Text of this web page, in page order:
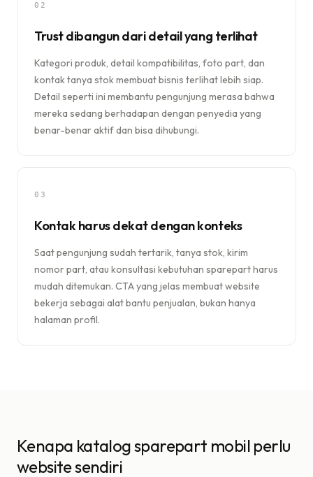
02
Trust dibangun dari detail yang terlihat
Kategori produk, detail kompatibilitas, foto part, dan
kontak tanya stok membuat bisnis terlihat lebih siap.
Detail seperti ini membantu pengunjung merasa bahwa
mereka sedang berhadapan dengan penyedia yang
benar-benar aktif dan bisa dihubungi.
03
Kontak harus dekat dengan konteks
Saat pengunjung sudah tertarik, tanya stok, kirim
nomor part, atau konsultasi kebutuhan sparepart harus
mudah ditemukan. CTA yang jelas membuat website
bekerja sebagai alat bantu penjualan, bukan hanya
halaman profil.
Kenapa katalog sparepart mobil perlu
website sendiri